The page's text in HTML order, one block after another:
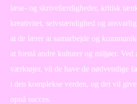
læse- og skrivefærdigheder, kritisk
kreativitet, selvstændighed og
at de lærer at samarbejde og
at forstå andre kulturer og miljøer. Ved
værktøjer, vil de have de nødvendige
i den komplekse verden, og det vil
opnå succes.